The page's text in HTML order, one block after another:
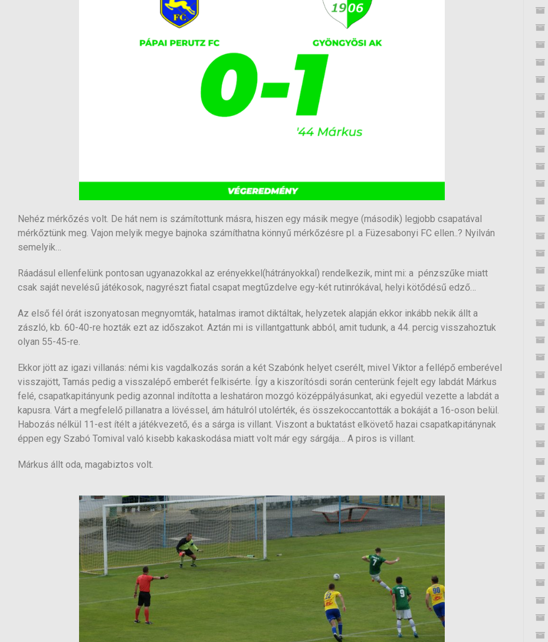
Nehéz mérkőzés volt. De hát nem is számítottunk másra, hiszen egy másik megye (második) legjobb csapatával
mérkőztünk meg. Vajon melyik megye bajnoka számíthatna könnyű mérkőzésre pl. a Füzesabonyi FC ellen..? Nyilván
semelyik…
Ráadásul ellenfelünk pontosan ugyanazokkal az erényekkel(hátrányokkal) rendelkezik, mint mi: a pénzszűke miatt
csak saját nevelésű játékosok, nagyrészt fiatal csapat megtűzdelve egy-két rutinrókával, helyi kötődésű edző…
Az első fél órát iszonyatosan megnyomták, hatalmas iramot diktáltak, helyzetek alapján ekkor inkább nekik állt a
zászló, kb. 60-40-re hozták ezt az időszakot. Aztán mi is villantgattunk abból, amit tudunk, a 44. percig visszahoztuk
olyan 55-45-re.
Ekkor jött az igazi villanás: némi kis vagdalkozás során a két Szabónk helyet cserélt, mivel Viktor a fellépő emberével
visszajött, Tamás pedig a visszalépő emberét felkisérte. Így a kiszorítósdi során centerünk fejelt egy labdát Márkus
felé, csapatkapitányunk pedig azonnal indította a leshatáron mozgó középpályásunkat, aki egyedül vezette a labdát a
kapusra. Várt a megfelelő pillanatra a lövéssel, ám hátulról utolérték, és összekoccantották a bokáját a 16-oson belül.
Habozás nélkül 11-est ítélt a játékvezető, és a sárga is villant. Viszont a buktatást elkövető hazai csapatkapitánynak
éppen egy Szabó Tomival való kisebb kakaskodása miatt volt már egy sárgája… A piros is villant.
Márkus állt oda, magabiztos volt.